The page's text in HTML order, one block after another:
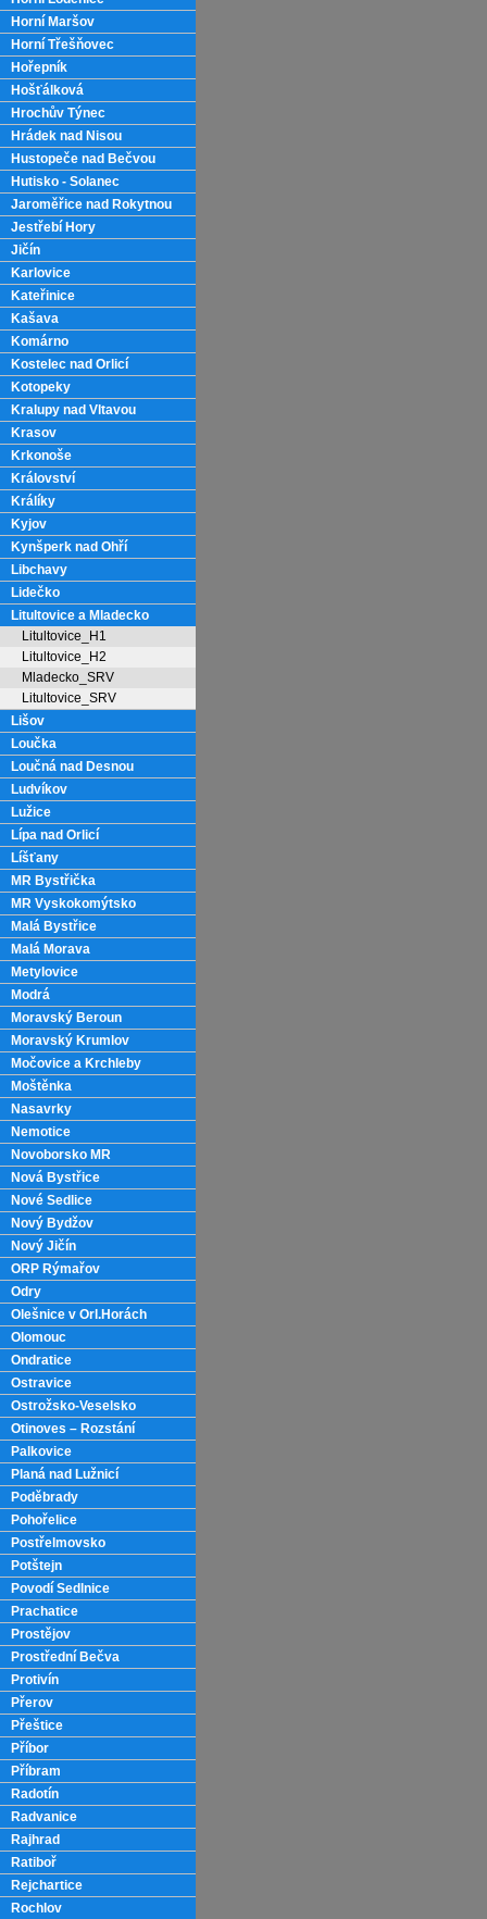
Horní Maršov
Horní Třešňovec
Hořepník
Hošťálková
Hrochův Týnec
Hrádek nad Nisou
Hustopeče nad Bečvou
Hutisko - Solanec
Jaroměřice nad Rokytnou
Jestřebí Hory
Jičín
Karlovice
Kateřinice
Kašava
Komárno
Kostelec nad Orlicí
Kotopeky
Kralupy nad Vltavou
Krasov
Krkonoše
Království
Králíky
Kyjov
Kynšperk nad Ohří
Libchavy
Lidečko
Litultovice a Mladecko
Litultovice_H1
Litultovice_H2
Mladecko_SRV
Litultovice_SRV
Lišov
Loučka
Loučná nad Desnou
Ludvíkov
Lužice
Lípa nad Orlicí
Líšťany
MR Bystřička
MR Vyskokomýtsko
Malá Bystřice
Malá Morava
Metylovice
Modrá
Moravský Beroun
Moravský Krumlov
Močovice a Krchleby
Moštěnka
Nasavrky
Nemotice
Novoborsko MR
Nová Bystřice
Nové Sedlice
Nový Bydžov
Nový Jičín
ORP Rýmařov
Odry
Olešnice v Orl.Horách
Olomouc
Ondratice
Ostravice
Ostrožsko-Veselsko
Otinoves – Rozstání
Palkovice
Planá nad Lužnicí
Poděbrady
Pohořelice
Postřelmovsko
Potštejn
Povodí Sedlnice
Prachatice
Prostějov
Prostřední Bečva
Protivín
Přerov
Přeštice
Příbor
Příbram
Radotín
Radvanice
Rajhrad
Ratiboř
Rejchartice
Rochlov